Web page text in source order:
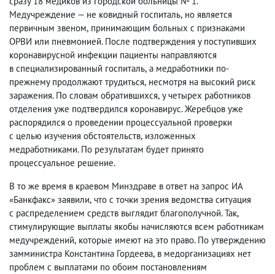
Медучреждение — не ковидный госпиталь, но является
первичным звеном, принимающим больных с признаками
ОРВИ или пневмонией. После подтверждения у поступивших
коронавирусной инфекции пациенты направляются
в специализированный госпиталь, а медработники по-
прежнему продолжают трудиться, несмотря на высокий риск
заражения. По словам обратившихся, у четырех работников
отделения уже подтвердился коронавирус. Жеребцов уже
распорядился о проведении процессуальной проверки
с целью изучения обстоятельств, изложенных
медработниками. По результатам будет принято
процессуальное решение.
В то же время в краевом Минздраве в ответ на запрос ИА
«Банкфакс» заявили, что с точки зрения ведомства ситуация
с распределением средств выглядит благополучной. Так,
стимулирующие выплаты якобы начисляются всем работникам
медучреждений, которые имеют на это право. По утверждению
замминистра Константина Гордеева, в медорганизациях нет
проблем с выплатами по обоим постановлениям